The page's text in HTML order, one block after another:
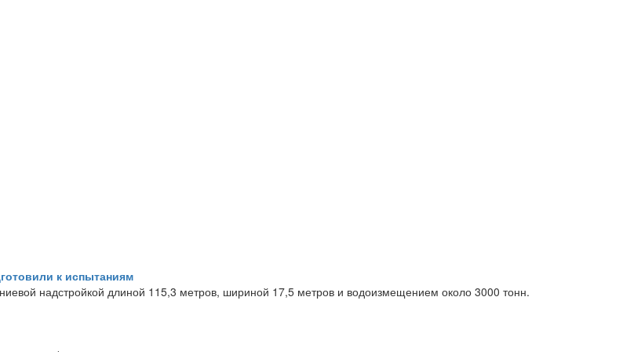
к испытаниям
надстройкой длиной 115,3 метров, шириной 17,5 метров и водоизмещением около 3000 тонн.